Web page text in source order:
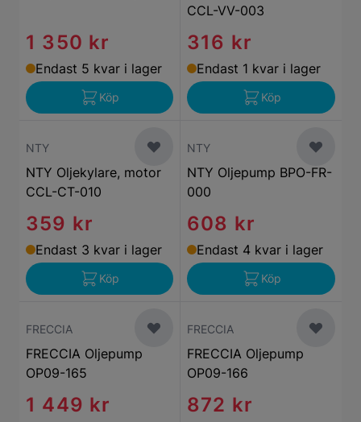
1 350 kr
Endast 5 kvar i lager
Köp
CCL-VV-003
316 kr
Endast 1 kvar i lager
Köp
NTY
NTY Oljekylare, motor
CCL-CT-010
359 kr
Endast 3 kvar i lager
Köp
NTY
NTY Oljepump BPO-FR-
000
608 kr
Endast 4 kvar i lager
Köp
FRECCIA
FRECCIA Oljepump
OP09-165
1 449 kr
FRECCIA
FRECCIA Oljepump
OP09-166
872 kr